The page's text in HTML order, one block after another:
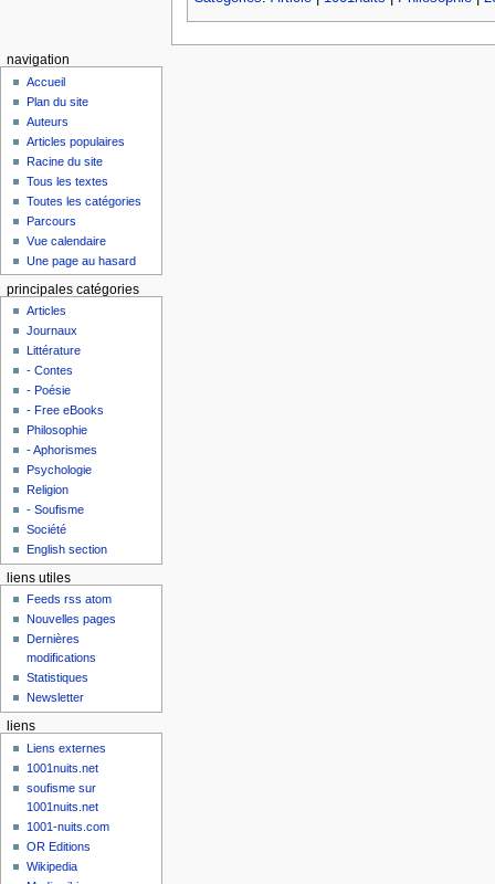
navigation
Accueil
Plan du site
Auteurs
Articles populaires
Racine du site
Tous les textes
Toutes les catégories
Parcours
Vue calendaire
Une page au hasard
principales catégories
Articles
Journaux
Littérature
- Contes
- Poésie
- Free eBooks
Philosophie
- Aphorismes
Psychologie
Religion
- Soufisme
Société
English section
liens utiles
Feeds rss atom
Nouvelles pages
Dernières
modifications
Statistiques
Newsletter
liens
Liens externes
1001nuits.net
soufisme sur
1001nuits.net
1001-nuits.com
OR Editions
Wikipedia